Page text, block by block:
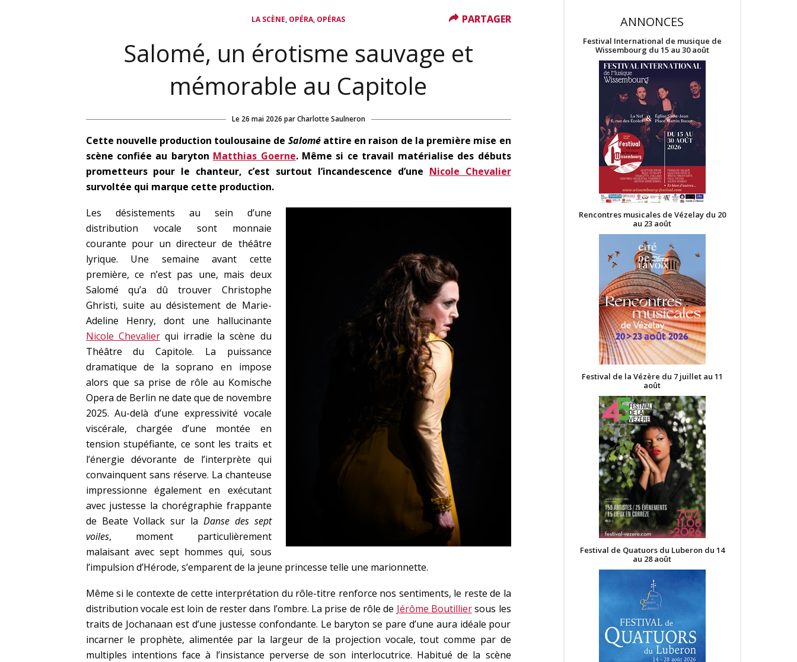
LA SCÈNE, OPÉRA, OPÉRAS
Salomé, un érotisme sauvage et
mémorable au Capitole
Le 26 mai 2026 par Charlotte Saulneron
Cette nouvelle production toulousaine de Salomé attire en raison de la première mise en
scène confiée au baryton Matthias Goerne. Même si ce travail matérialise des débuts
prometteurs pour le chanteur, c’est surtout l’incandescence d’une Nicole Chevalier
survoltée qui marque cette production.
Les désistements au sein d’une
distribution vocale sont monnaie
courante pour un directeur de théâtre
lyrique. Une semaine avant cette
première, ce n’est pas une, mais deux
Salomé qu’a dû trouver Christophe
Ghristi, suite au désistement de Marie-
Adeline Henry, dont une hallucinante
Nicole Chevalierqui irradie la scène du
Théâtre du Capitole. La puissance
dramatique de la soprano en impose
alors que sa prise de rôle au Komische
Opera de Berlin ne date que de novembre
2025. Au-delà d’une expressivité vocale
viscérale, chargée d’une montée en
tension stupéfiante, ce sont les traits et
l’énergie dévorante de l’interprète qui
convainquent sans réserve. La chanteuse
impressionne également en exécutant
avec justesse la chorégraphie frappante
de Beate Vollack sur la Danse des sept
voiles, moment particulièrement
malaisant avec sept hommes qui, sous
l’impulsion d’Hérode, s’emparent de la jeune princesse telle une marionnette.
Même si le contexte de cette interprétation du rôle-titre renforce nos sentiments, le reste de la
distribution vocale est loin de rester dans l’ombre. La prise de rôle de Jérôme Boutilliersous les
traits de Jochanaan est d’une justesse confondante. Le baryton se pare d’une aura idéale pour
incarner le prophète, alimentée par la largeur de la projection vocale, tout comme par de
multiples intentions face à l’insistance perverse de son interlocutrice. Habitué de la scène
PARTAGER
PARTAGER ANNONCES
Festival International de musique de
Wissembourg du 15 au 30 août
Rencontres musicales de Vézelay du 20
au 23 août
Festival de la Vézère du 7 juillet au 11
août
Festival de Quatuors du Luberon du 14
au 28 août